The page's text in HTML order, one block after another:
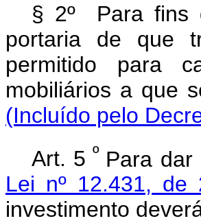
§ 2º Para fins
portaria de que
permitido para
mobiliários a que
(Incluído pelo
Art. 5 º Para
Lei nº 12.431, de
investimento